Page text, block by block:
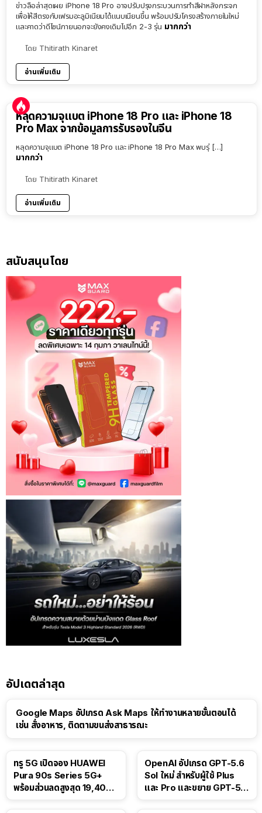
ข่าวลือล่าสุดเผย iPhone 18 Pro อาจปรับปรุงกระบวนการทำสีฝาหลังกระจก
เพื่อให้สีตรงกับเฟรมอะลูมิเนียมได้แนบเนียนขึ้น พร้อมปรับโครงสร้างภายในใหม่
และคาดว่าดีไซน์ภายนอกจะยังคงเดิมไปอีก 2-3 รุ่น มากกว่า
โดย Thitirath Kinaret
อ่านเพิ่มเติม
หลุดความจุแบต iPhone 18 Pro และ iPhone 18
Pro Max จากข้อมูลการรับรองในจีน
หลุดความจุแบต iPhone 18 Pro และ iPhone 18 Pro Max พบรุ่ […]
มากกว่า
โดย Thitirath Kinaret
อ่านเพิ่มเติม
สนับสนุนโดย
อัปเดตล่าสุด
Google Maps อัปเกรด Ask Maps ให้ทำงานหลายขั้นตอนได้
เช่น สั่งอาหาร, ติดตามขนส่งสาธารณะ
ทรู 5G เปิดจอง HUAWEI
Pura 90s Series 5G+
พร้อมส่วนลดสูงสุด 19,400
OpenAI อัปเกรด GPT-5.6
Sol ใหม่ สำหรับผู้ใช้ Plus
และ Pro และขยาย GPT-5.6